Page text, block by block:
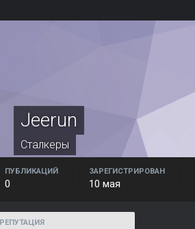
Jeerun
Сталкеры
ПУБЛИКАЦИЙ
0
ЗАРЕГИСТРИРОВАН
10 мая
РЕПУТАЦИЯ